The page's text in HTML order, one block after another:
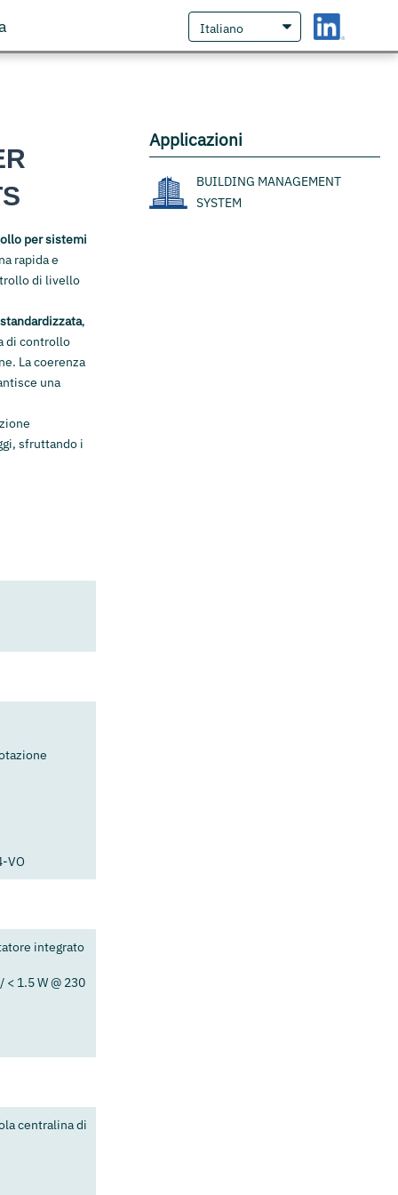
per sistemi
rapida e
di livello
,
di controllo
La coerenza
una
sfruttando i
VO
integrato
< 1.5 W @ 230
centralina di
Applicazioni
BUILDING MANAGEMENT
SYSTEM